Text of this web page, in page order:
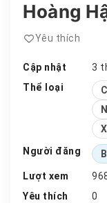
Hoàng
Yêu thích
Cập nhật
3
Thể loại
Người đăng
Lượt xem
Yêu thích
0